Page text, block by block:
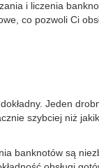
i liczenia
co pozwoli Ci
Jeden
szybciej niż
banknotów są